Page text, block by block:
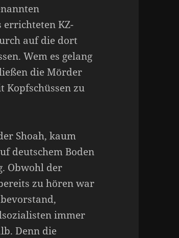
errichteten KZ-
auf die dort
Wem es gelang
die Mörder
Kopfschüssen zu
Shoah, kaum
deutschem Boden
Obwohl der
zu hören war
immer
Denn die